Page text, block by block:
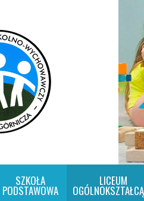
SZKOŁA
PODSTAWOWA
LICEUM